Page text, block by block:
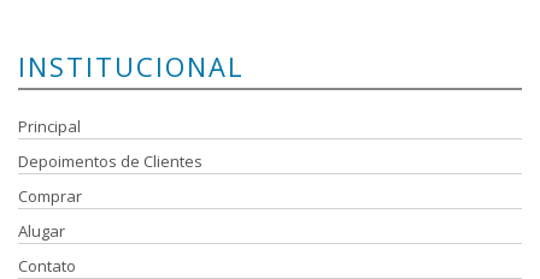
INSTITUCIONAL
Principal
Depoimentos de Clientes
Comprar
Alugar
Contato